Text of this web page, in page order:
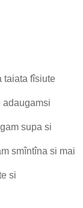
taiata fîsiute
adaugamsi
supa si
smîntîna si mai
si